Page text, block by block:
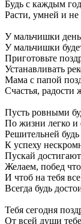
Будь с каждым
Расти, умней и
У мальчишки
У мальчишки
Приготовьте
Устанавливать
Мама с папой
Счастья, радости
Пусть ровными
По жизни легко и
Решительней
К успеху
Пускай
Желаем, побед
И чтоб на тебя
Всегда будь
Тебя сегодня
От всей души